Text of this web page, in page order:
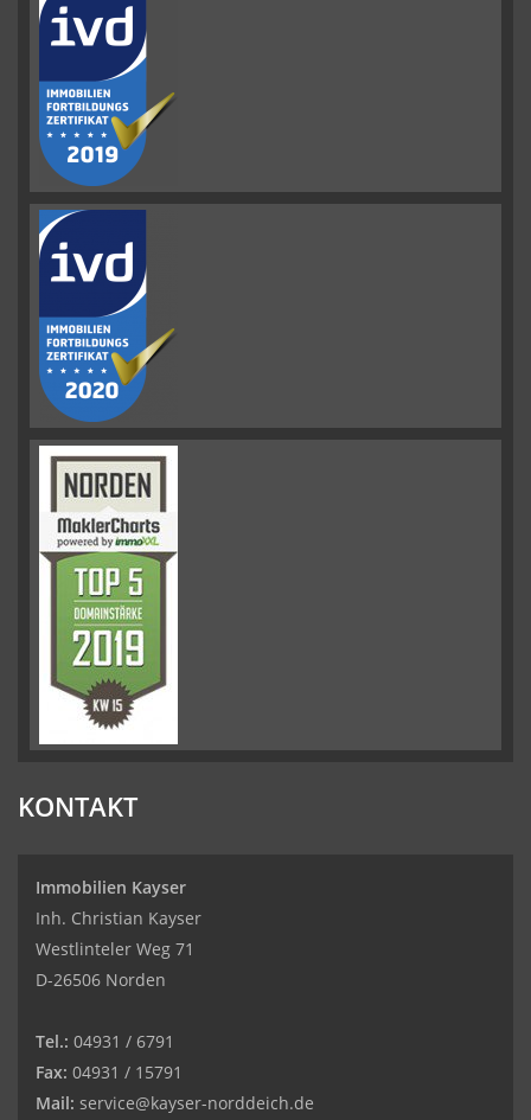
KONTAKT
Immobilien Kayser
Inh. Christian Kayser
Westlinteler Weg 71
D-26506 Norden
Tel.: 04931 / 6791
Fax: 04931 / 15791
Mail: service@kayser-norddeich.de